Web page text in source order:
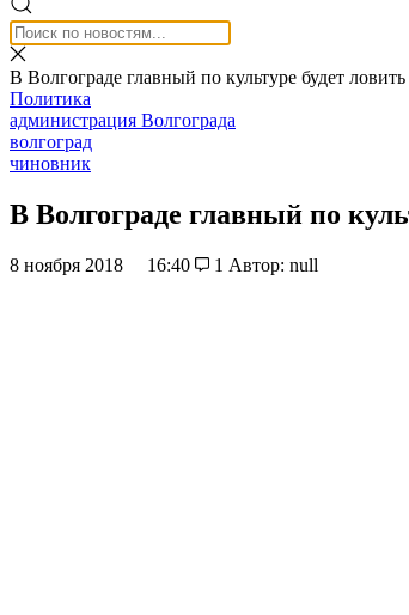
В Волгограде главный по культуре будет ловить
Политика
администрация Волгограда
волгоград
чиновник
В Волгограде главный по
8 ноября 2018 16:40 1 Автор: null